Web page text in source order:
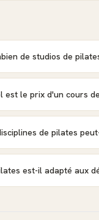
de studios de
est le prix d'un cours
de pilates
est-il adapté aux